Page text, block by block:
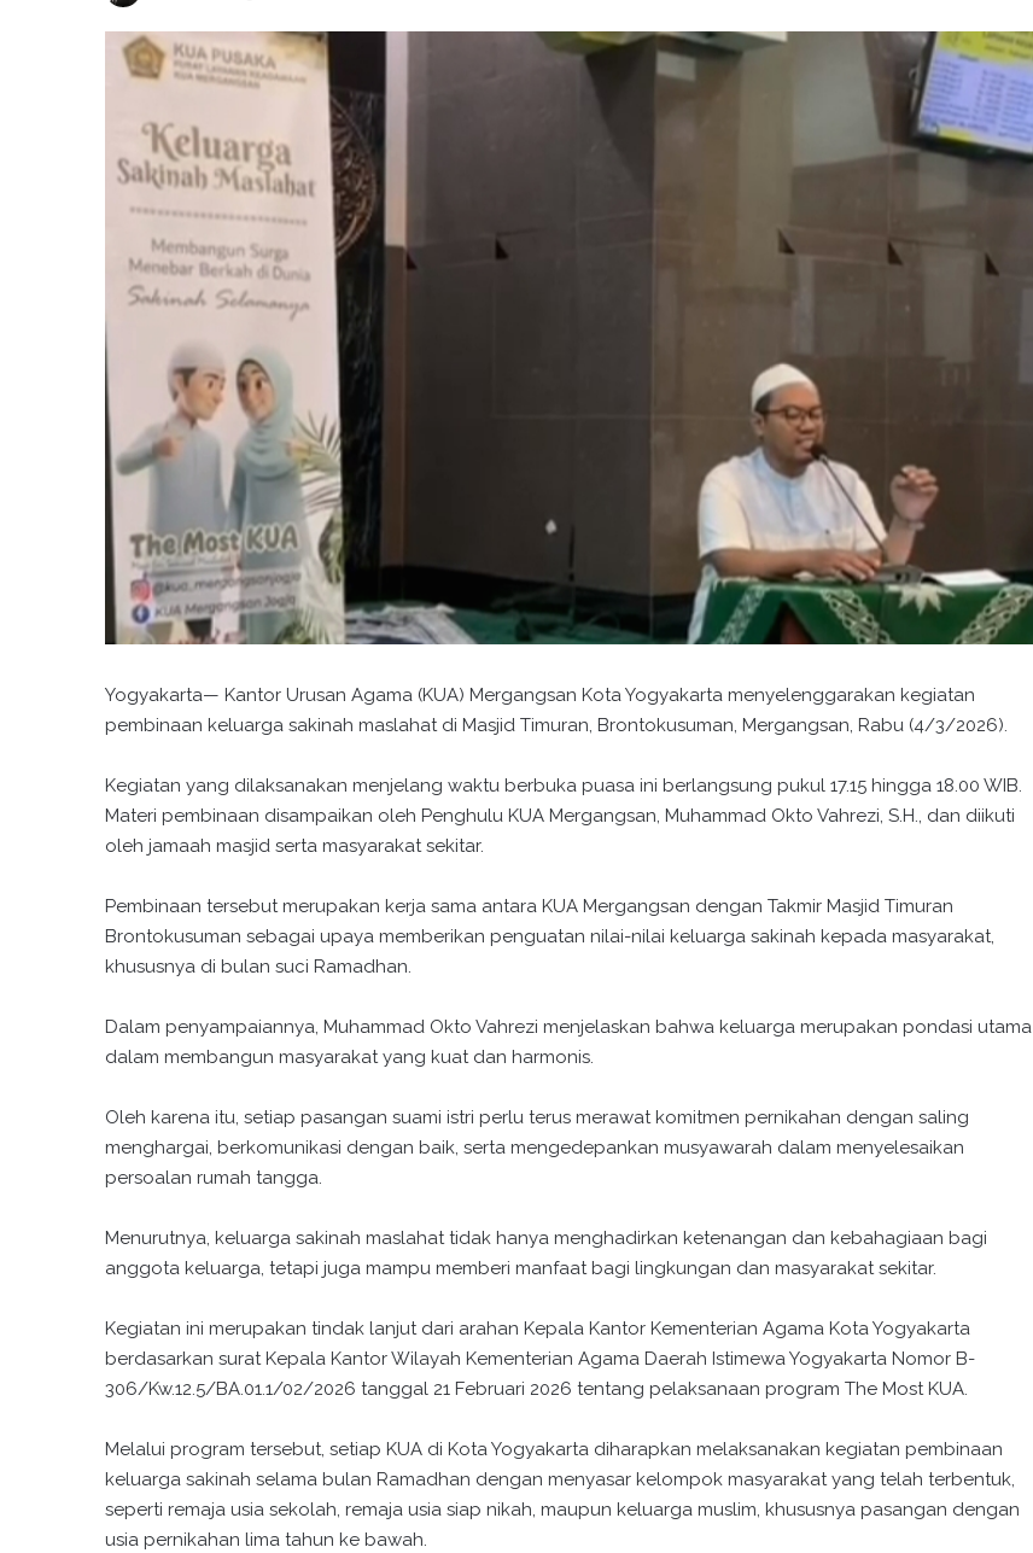
Yogyakarta— Kantor Urusan Agama (KUA) Mergangsan Kota Yogyakarta menyelenggarakan kegiatan
pembinaan keluarga sakinah maslahat di Masjid Timuran, Brontokusuman, Mergangsan, Rabu (4/3/2026).
Kegiatan yang dilaksanakan menjelang waktu berbuka puasa ini berlangsung pukul 17.15 hingga 18.00 WIB.
Materi pembinaan disampaikan oleh Penghulu KUA Mergangsan, Muhammad Okto Vahrezi, S.H., dan diikuti
oleh jamaah masjid serta masyarakat sekitar.
Pembinaan tersebut merupakan kerja sama antara KUA Mergangsan dengan Takmir Masjid Timuran
Brontokusuman sebagai upaya memberikan penguatan nilai-nilai keluarga sakinah kepada masyarakat,
khususnya di bulan suci Ramadhan.
Dalam penyampaiannya, Muhammad Okto Vahrezi menjelaskan bahwa keluarga merupakan pondasi utama
dalam membangun masyarakat yang kuat dan harmonis.
Oleh karena itu, setiap pasangan suami istri perlu terus merawat komitmen pernikahan dengan saling
menghargai, berkomunikasi dengan baik, serta mengedepankan musyawarah dalam menyelesaikan
persoalan rumah tangga.
Menurutnya, keluarga sakinah maslahat tidak hanya menghadirkan ketenangan dan kebahagiaan bagi
anggota keluarga, tetapi juga mampu memberi manfaat bagi lingkungan dan masyarakat sekitar.
Kegiatan ini merupakan tindak lanjut dari arahan Kepala Kantor Kementerian Agama Kota Yogyakarta
berdasarkan surat Kepala Kantor Wilayah Kementerian Agama Daerah Istimewa Yogyakarta Nomor B-
306/Kw.12.5/BA.01.1/02/2026 tanggal 21 Februari 2026 tentang pelaksanaan program The Most KUA.
Melalui program tersebut, setiap KUA di Kota Yogyakarta diharapkan melaksanakan kegiatan pembinaan
keluarga sakinah selama bulan Ramadhan dengan menyasar kelompok masyarakat yang telah terbentuk,
seperti remaja usia sekolah, remaja usia siap nikah, maupun keluarga muslim, khususnya pasangan dengan
usia pernikahan lima tahun ke bawah.